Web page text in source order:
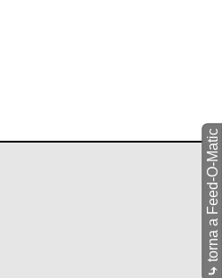
⤷
torna a Feed-O-Matic